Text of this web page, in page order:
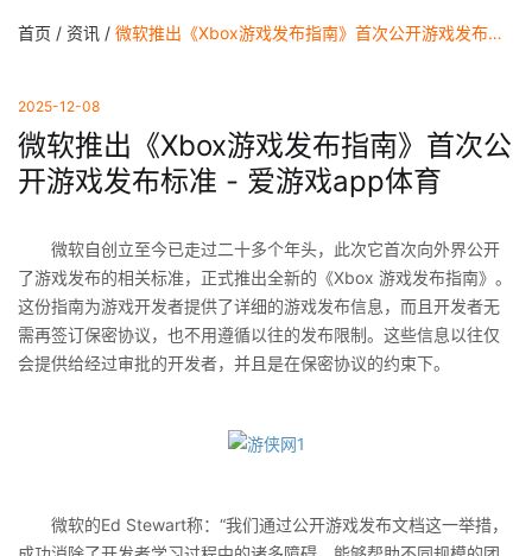
首页 / 资讯 / 微软推出《Xbox游戏发布指南》首次公开游戏发布标准 - 爱游戏app体育
2025-12-08
微软推出《Xbox游戏发布指南》首次公
开游戏发布标准 - 爱游戏app体育
微软自创立至今已走过二十多个年头，此次它首次向外界公开
了游戏发布的相关标准，正式推出全新的《Xbox 游戏发布指南》。
这份指南为游戏开发者提供了详细的游戏发布信息，而且开发者无
需再签订保密协议，也不用遵循以往的发布限制。这些信息以往仅
会提供给经过审批的开发者，并且是在保密协议的约束下。
微软的Ed Stewart称：“我们通过公开游戏发布文档这一举措，